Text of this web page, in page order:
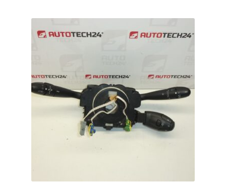
latest